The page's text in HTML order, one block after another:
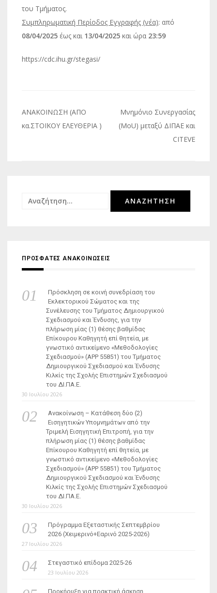
του Τμήματος.
Συμπληρωματική Περίοδος Εγγραφής (νέα): από
08/04/2025 έως και 13/04/2025 και ώρα 23:59
https://cdc.ihu.gr/stegasi/
Πλοήγηση
άρθρων
ΑΝΑΚΟΙΝΩΣΗ (ΑΠΟ
κα.ΣΤΟΪΚΟΥ ΕΛΕΥΘΕΡΙΑ )
Μνημόνιο Συνεργασίας
(MoU) μεταξύ ΔΙΠΑΕ και
CITEVE
Αναζήτηση
ΠΡΟΣΦΑΤΕΣ ΑΝΑΚΟΙΝΩΣΕΙΣ
Πρόσκληση σε κοινή συνεδρίαση του
Εκλεκτορικού Σώματος και της
Συνέλευσης του Τμήματος Δημιουργικού
Σχεδιασμού και Ένδυσης, για την
πλήρωση μίας (1) θέσης βαθμίδας
Επίκουρου Καθηγητή επί θητεία, με
γνωστικό αντικείμενο «Μεθοδολογίες
Σχεδιασμού» (ΑΡΡ 55851) του Τμήματος
Δημιουργικού Σχεδιασμού και Ένδυσης
Κιλκίς της Σχολής Επιστημών Σχεδιασμού
του ΔΙ.ΠΑ.Ε.
30 Ιουλίου 2026
Ανακοίνωση – Κατάθεση δύο (2)
Εισηγητικών Υπομνημάτων από την
Τριμελή Εισηγητική Επιτροπή, για την
πλήρωση μίας (1) θέσης βαθμίδας
Επίκουρου Καθηγητή επί θητεία, με
γνωστικό αντικείμενο «Μεθοδολογίες
Σχεδιασμού» (ΑΡΡ 55851) του Τμήματος
Δημιουργικού Σχεδιασμού και Ένδυσης
Κιλκίς της Σχολής Επιστημών Σχεδιασμού
του ΔΙ.ΠΑ.Ε.
30 Ιουλίου 2026
Πρόγραμμα Εξεταστικής Σεπτεμβρίου
2026 (Χειμερινό+Εαρινό 2025-2026)
27 Ιουλίου 2026
Στεγαστικό επίδομα 2025-26
23 Ιουλίου 2026
Προκήρυξη για πρακτική άσκηση